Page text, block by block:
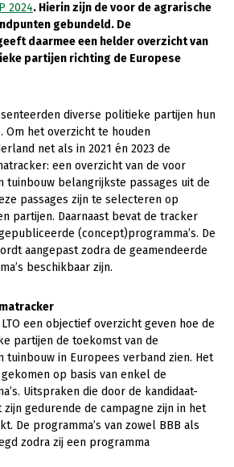
energie
en onderwijs
en zomerbloemen
2024. Hierin zijn de voor de agrarische
gebundeld. De
daarmee een helder overzicht van
partijen richting de Europese
diverse politieke partijen hun
Om het overzicht te houden
net als in 2021 én 2023 de
een overzicht van de voor
tuinbouw belangrijkste passages uit de
passages zijn te selecteren op
partijen. Daarnaast bevat de tracker
(concept)programma’s. De
aangepast zodra de geamendeerde
beschikbaar zijn.
een objectief overzicht geven hoe de
partijen de toekomst van de
tuinbouw in Europees verband zien. Het
op basis van enkel de
Uitspraken die door de kandidaat-
gedurende de campagne zijn in het
De programma’s van zowel BBB als
zodra zij een programma